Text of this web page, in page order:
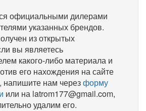
официальными дилерами
указанных брендов.
из открытых
вы являетесь
какого-либо материала и
его нахождения на сайте
нам черезформу
или на latrom177@gmail.com,
удалим его.